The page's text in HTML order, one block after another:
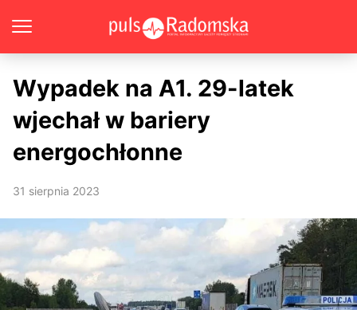
Wypadek na A1. 29-latek
wjechał w bariery
energochłonne
31 sierpnia 2023